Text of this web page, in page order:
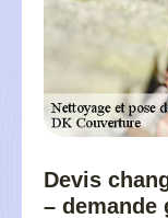
Devis
– demande